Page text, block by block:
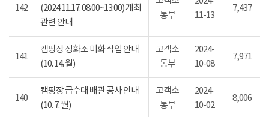
142
(2024.11.17. 08:00~13:00) 개최
관련 안내
통부
11-13
7,437
141
캠핑장 정화조 미화 작업 안내
(10. 14. 월)
고객소
통부
2024-
10-08
7,971
140
캠핑장 급수대 배관 공사 안내
(10. 7. 월)
고객소
통부
2024-
10-02
8,006